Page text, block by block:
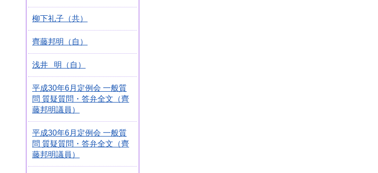
柳下礼子（共）
齊藤邦明（自）
浅井 明（自）
平成30年6月定例会 一般質
問 質疑質問・答弁全文（齊
藤邦明議員）
平成30年6月定例会 一般質
問 質疑質問・答弁全文（齊
藤邦明議員）